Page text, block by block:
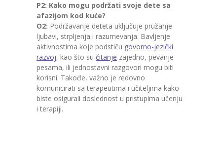
P2: Kako mogu podržati svoje dete sa
afazijom kod kuće?
O2: Podržavanje deteta uključuje pružanje
ljubavi, strpljenja i razumevanja. Bavljenje
aktivnostima koje podstiču govorno-jezički
razvoj, kao što su čitanje zajedno, pevanje
pesama, ili jednostavni razgovori mogu biti
korisni. Takođe, važno je redovno
komunicirati sa terapeutima i učiteljima kako
biste osigurali doslednost u pristupima učenju
i terapiji.